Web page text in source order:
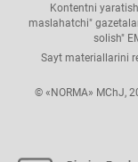
Kontentni
maslahatchi"
solish"
Sayt materiallarini
© «NORMA» MChJ,